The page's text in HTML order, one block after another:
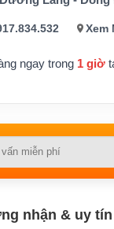
Xem
ngay trong 1 giờ
nhận & uy